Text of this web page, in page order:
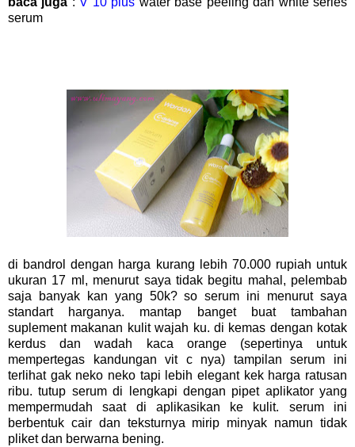
serum
di bandrol dengan harga kurang lebih 70.000 rupiah untuk
ukuran 17 ml, menurut saya tidak begitu mahal, pelembab
saja banyak kan yang 50k? so serum ini menurut saya
standart harganya. mantap banget buat tambahan
suplement makanan kulit wajah ku. di kemas dengan kotak
kerdus dan wadah kaca orange (sepertinya untuk
mempertegas kandungan vit c nya) tampilan serum ini
terlihat gak neko neko tapi lebih elegant kek harga ratusan
ribu. tutup serum di lengkapi dengan pipet aplikator yang
mempermudah saat di aplikasikan ke kulit. serum ini
berbentuk cair dan teksturnya mirip minyak namun tidak
pliket dan berwarna bening.